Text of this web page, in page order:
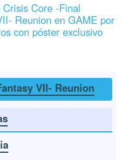
Crisis Core -Final
Reunion en GAME por
con póster exclusivo
VII- Reunion